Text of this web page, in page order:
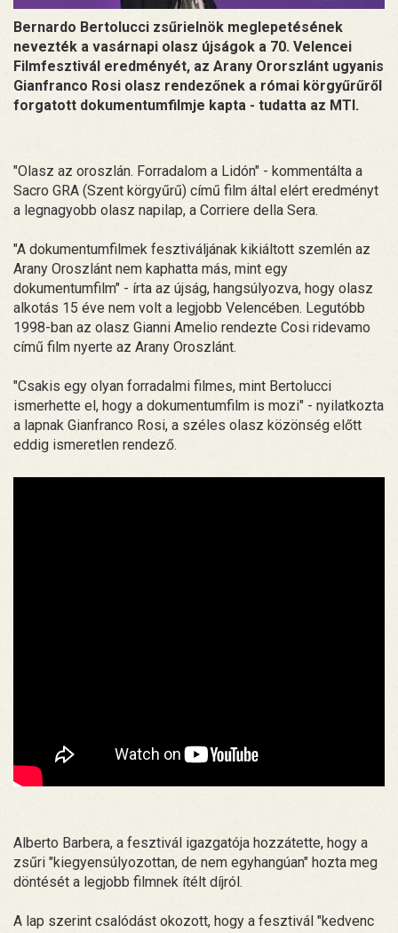
Bernardo Bertolucci zsűrielnök meglepetésének
nevezték a vasárnapi olasz újságok a 70. Velencei
Filmfesztivál eredményét, az Arany Ororszlánt ugyanis
Gianfranco Rosi olasz rendezőnek a római körgyűrűről
forgatott dokumentumfilmje kapta - tudatta az MTI.
"Olasz az oroszlán. Forradalom a Lidón" - kommentálta a
Sacro GRA (Szent körgyűrű) című film által elért eredményt
a legnagyobb olasz napilap, a Corriere della Sera.
"A dokumentumfilmek fesztiváljának kikiáltott szemlén az
Arany Oroszlánt nem kaphatta más, mint egy
dokumentumfilm" - írta az újság, hangsúlyozva, hogy olasz
alkotás 15 éve nem volt a legjobb Velencében. Legutóbb
1998-ban az olasz Gianni Amelio rendezte Cosi ridevamo
című film nyerte az Arany Oroszlánt.
"Csakis egy olyan forradalmi filmes, mint Bertolucci
ismerhette el, hogy a dokumentumfilm is mozi" - nyilatkozta
a lapnak Gianfranco Rosi, a széles olasz közönség előtt
eddig ismeretlen rendező.
Alberto Barbera, a fesztivál igazgatója hozzátette, hogy a
zsűri "kiegyensúlyozottan, de nem egyhangúan" hozta meg
döntését a legjobb filmnek ítélt díjról.
A lap szerint csalódást okozott, hogy a fesztivál "kedvenc